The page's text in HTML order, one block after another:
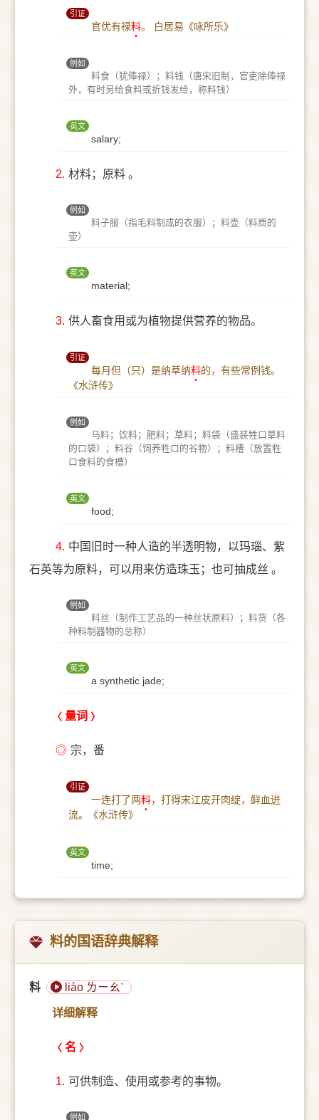
引证
官优有禄料。 白居易《咏所乐》
例如
料食（犹俸禄）；料钱（唐宋旧制，官吏除俸禄
外，有时另给食料或折钱发给，称料钱）
英文
salary;
2. 材料；原料 。
例如
料子服（指毛料制成的衣服）；料壶（料质的
壶）
英文
material;
3. 供人畜食用或为植物提供营养的物品。
引证
每月但（只）是纳草纳料的，有些常例钱。
《水浒传》
例如
马料；饮料；肥料；草料；料袋（盛装牲口草料
的口袋）；料谷（饲养牲口的谷物）；料槽（放置牲
口食料的食槽）
英文
food;
4. 中国旧时一种人造的半透明物，以玛瑙、紫
石英等为原料，可以用来仿造珠玉；也可抽成丝 。
例如
料丝（制作工艺品的一种丝状原料）；料货（各
种料制器物的总称）
英文
a synthetic jade;
量词
◎ 宗，番
引证
一连打了两料，打得宋江皮开肉绽，鲜血迸
流。
《水浒传》
英文
time;
料的国语辞典解释
料 liào ㄌㄧㄠˋ
详细解释
名
1. 可供制造、使用或参考的事物。
例如